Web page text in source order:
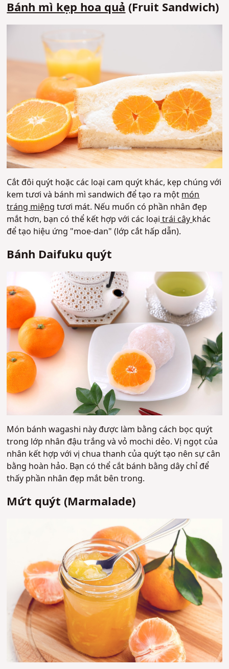
Bánh mì kẹp hoa quả(Fruit Sandwich)
Cắt đôi quýt hoặc các loại cam quýt khác, kẹp chúng với
kem tươi và bánh mì sandwich để tạo ra một món
tráng miệng tươi mát. Nếu muốn có phần nhân đẹp
mắt hơn, bạn có thể kết hợp với các loại trái cây khác
để tạo hiệu ứng "moe-dan" (lớp cắt hấp dẫn).
Bánh Daifuku quýt
Món bánh wagashi này được làm bằng cách bọc quýt
trong lớp nhân đậu trắng và vỏ mochi dẻo. Vị ngọt của
nhân kết hợp với vị chua thanh của quýt tạo nên sự cân
bằng hoàn hảo. Bạn có thể cắt bánh bằng dây chỉ để
thấy phần nhân đẹp mắt bên trong.
Mứt quýt (Marmalade)